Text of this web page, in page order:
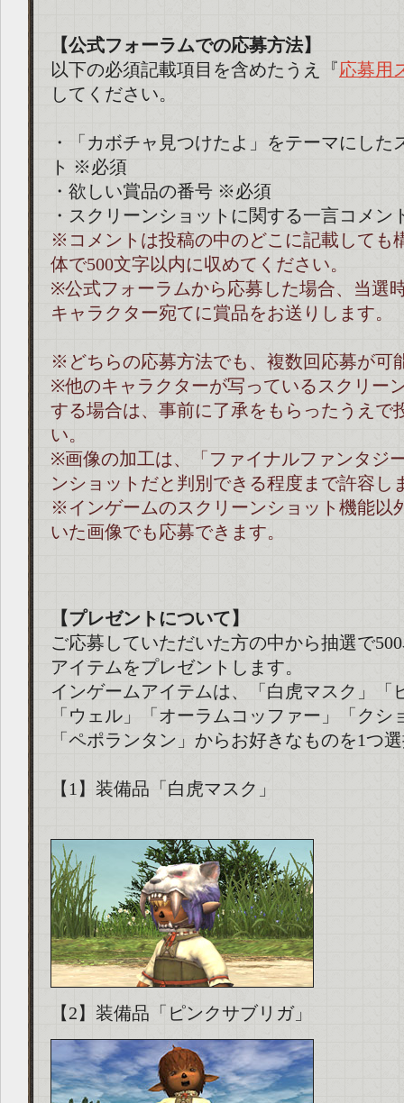
【公式フォーラムでの応募方法】
以下の必須記載項目を含めたうえ『 応募用
してください。
・「カボチャ見つけたよ」をテーマにした
ト ※必須
・欲しい賞品の番号 ※必須
・スクリーンショットに関する一言コメン
※コメントは投稿の中のどこに記載しても
体で500文字以内に収めてください。
※公式フォーラムから応募した場合、当選
キャラクター宛てに賞品をお送りします。
※どちらの応募方法でも、複数回応募が可
※他のキャラクターが写っているスクリー
する場合は、事前に了承をもらったうえで
い。
※画像の加工は、「ファイナルファンタジ
ンショットだと判別できる程度まで許容し
※インゲームのスクリーンショット機能以
いた画像でも応募できます。
【プレゼントについて】
ご応募していただいた方の中から抽選で
アイテムをプレゼントします。
インゲームアイテムは、「白虎マスク」「
「ウェル」「オーラムコッファー」「クシ
「ペポランタン」からお好きなものを1つ
【1】装備品「白虎マスク」
【2】装備品「ピンクサブリガ」